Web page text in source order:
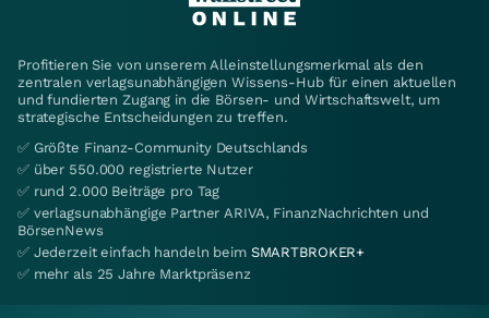
Profitieren Sie von unserem Alleinstellungsmerkmal als den
zentralen verlagsunabhängigen Wissens-Hub für einen aktuellen
und fundierten Zugang in die Börsen- und Wirtschaftswelt, um
strategische Entscheidungen zu treffen.
✅ Größte Finanz-Community Deutschlands
✅ über 550.000 registrierte Nutzer
✅ rund 2.000 Beiträge pro Tag
✅ verlagsunabhängige Partner ARIVA, FinanzNachrichten und
BörsenNews
✅ Jederzeit einfach handeln beim SMARTBROKER+
✅ mehr als 25 Jahre Marktpräsenz